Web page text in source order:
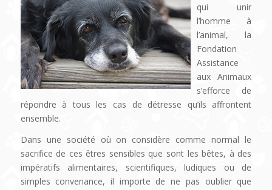
qui unir
l’homme à
l’animal, la
Fondation
Assistance
aux Animaux
s’efforce de
répondre à tous les cas de détresse qu’ils affrontent
ensemble.
Dans une société où on considère comme normal le
sacrifice de ces êtres sensibles que sont les bêtes, à des
impératifs alimentaires, scientifiques, ludiques ou de
simples convenance, il importe de ne pas oublier que